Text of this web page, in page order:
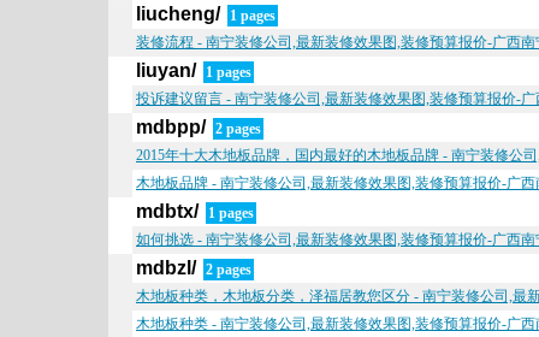
liucheng/ 1 pages
装修流程 - 南宁装修公司,最新装修效果图,装修预算报价-广西
liuyan/ 1 pages
投诉建议留言 - 南宁装修公司,最新装修效果图,装修预算报价-
mdbpp/ 2 pages
2015年十大木地板品牌，国内最好的木地板品牌 - 南宁装修公
木地板品牌 - 南宁装修公司,最新装修效果图,装修预算报价-广
mdbtx/ 1 pages
如何挑选 - 南宁装修公司,最新装修效果图,装修预算报价-广西
mdbzl/ 2 pages
木地板种类，木地板分类，泽福居教您区分 - 南宁装修公司,最
木地板种类 - 南宁装修公司,最新装修效果图,装修预算报价-广